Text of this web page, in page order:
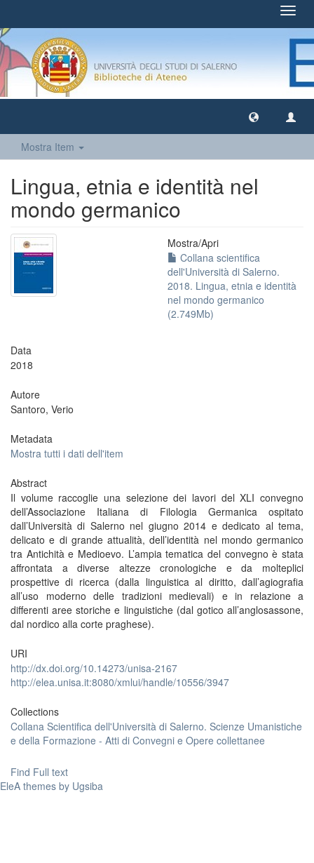
Mostra Item
Lingua, etnia e identità nel
mondo germanico
Mostra/Apri
Collana scientifica
dell'Università di Salerno.
2018. Lingua, etnia e identità
nel mondo germanico
(2.749Mb)
Data
2018
Autore
Santoro, Verio
Metadata
Mostra tutti i dati dell'item
Abstract
Il volume raccoglie una selezione dei lavori del XLI convegno
dell’Associazione Italiana di Filologia Germanica ospitato
dall’Università di Salerno nel giugno 2014 e dedicato al tema,
delicato e di grande attualità, dell’identità nel mondo germanico
tra Antichità e Medioevo. L’ampia tematica del convegno è stata
affrontata a diverse altezze cronologiche e da molteplici
prospettive di ricerca (dalla linguistica al diritto, dall’agiografia
all’uso moderno delle tradizioni medievali) e in relazione a
differenti aree storiche e linguistiche (dal gotico all’anglosassone,
dal nordico alla corte praghese).
URI
http://dx.doi.org/10.14273/unisa-2167
http://elea.unisa.it:8080/xmlui/handle/10556/3947
Collections
Collana Scientifica dell'Università di Salerno. Scienze Umanistiche
e della Formazione - Atti di Convegni e Opere collettanee
Find Full text
EleA themes by Ugsiba